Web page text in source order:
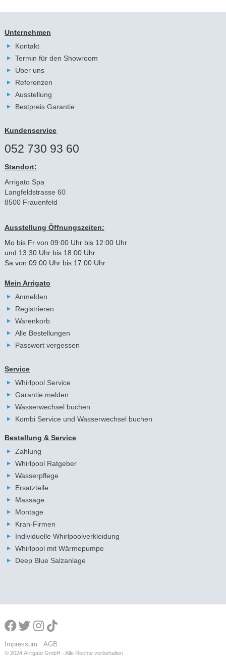
Unternehmen
Kontakt
Termin für den Showroom
Über uns
Referenzen
Ausstellung
Bestpreis Garantie
Kundenservice
052 730 93 60
Standort:
Arrigato Spa
Langfeldstrasse 60
8500 Frauenfeld
Ausstellung Öffnungszeiten:
Mo bis Fr von 09:00 Uhr bis 12:00 Uhr
und 13:30 Uhr bis 18:00 Uhr
Sa von 09:00 Uhr bis 17:00 Uhr
Mein Arrigato
Anmelden
Registrieren
Warenkorb
Alle Bestellungen
Passwort vergessen
Service
Whirlpool Service
Garantie melden
Wasserwechsel buchen
Kombi Service und Wasserwechsel buchen
Bestellung & Service
Zahlung
Whirlpool Ratgeber
Wasserpflege
Ersatzteile
Massage
Montage
Kran-Firmen
Individuelle Whirlpoolverkleidung
Whirlpool mit Wärmepumpe
Deep Blue Salzanlage
Impressum AGB
© 2024 Arrigato GmbH - Alle Rechte vorbehalten